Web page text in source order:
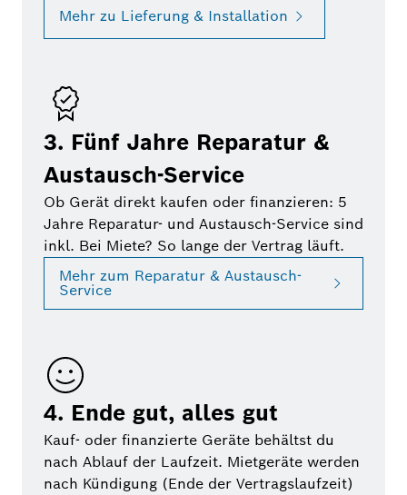
Mehr zu Lieferung & Installation
3. Fünf Jahre Reparatur &
Austausch-Service
Ob Gerät direkt kaufen oder finanzieren: 5
Jahre Reparatur- und Austausch-Service sind
inkl. Bei Miete? So lange der Vertrag läuft.
Mehr zum Reparatur & Austausch-
Service
4. Ende gut, alles gut
Kauf- oder finanzierte Geräte behältst du
nach Ablauf der Laufzeit. Mietgeräte werden
nach Kündigung (Ende der Vertragslaufzeit)